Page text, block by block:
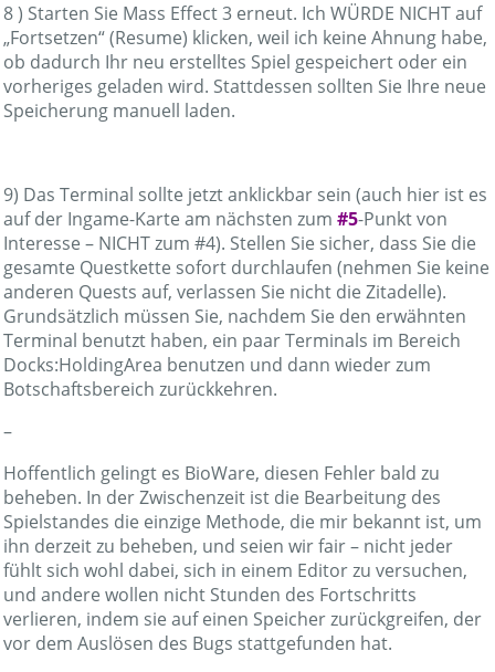
8 ) Starten Sie Mass Effect 3 erneut. Ich WÜRDE NICHT auf
„Fortsetzen“ (Resume) klicken, weil ich keine Ahnung habe,
ob dadurch Ihr neu erstelltes Spiel gespeichert oder ein
vorheriges geladen wird. Stattdessen sollten Sie Ihre neue
Speicherung manuell laden.
9) Das Terminal sollte jetzt anklickbar sein (auch hier ist es
auf der Ingame-Karte am nächsten zum#5-Punkt von
Interesse – NICHT zum #4). Stellen Sie sicher, dass Sie die
gesamte Questkette sofort durchlaufen (nehmen Sie keine
anderen Quests auf, verlassen Sie nicht die Zitadelle).
Grundsätzlich müssen Sie, nachdem Sie den erwähnten
Terminal benutzt haben, ein paar Terminals im Bereich
Docks:HoldingArea benutzen und dann wieder zum
Botschaftsbereich zurückkehren.
–
Hoffentlich gelingt es BioWare, diesen Fehler bald zu
beheben. In der Zwischenzeit ist die Bearbeitung des
Spielstandes die einzige Methode, die mir bekannt ist, um
ihn derzeit zu beheben, und seien wir fair – nicht jeder
fühlt sich wohl dabei, sich in einem Editor zu versuchen,
und andere wollen nicht Stunden des Fortschritts
verlieren, indem sie auf einen Speicher zurückgreifen, der
vor dem Auslösen des Bugs stattgefunden hat.